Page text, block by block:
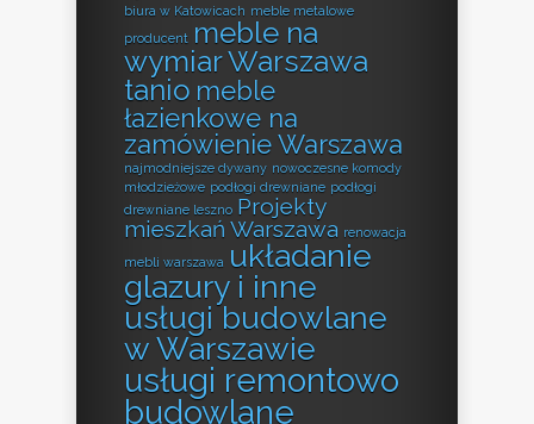
biura w Katowicach meble metalowe
producent meble na
wymiar Warszawa
tanio meble
łazienkowe na
zamówienie Warszawa
najmodniejsze dywany nowoczesne komody
młodzieżowe podłogi drewniane podłogi
drewniane leszno Projekty
mieszkań Warszawa renowacja
mebli warszawa układanie
glazury i inne
usługi budowlane
w Warszawie
usługi remontowo
budowlane